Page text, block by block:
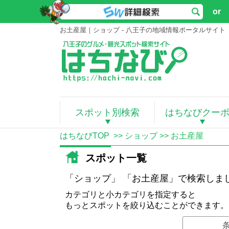
or
お土産屋｜ショップ - 八王子の地域情報ポータルサイト
スポット別検索 はちなびクー
はちなびTOP >> ショップ>> お土産屋
スポット一覧
「ショップ」 「お土産屋」で検索しま
カテゴリと小カテゴリを指定すると
もっとスポットを絞り込むことができます。